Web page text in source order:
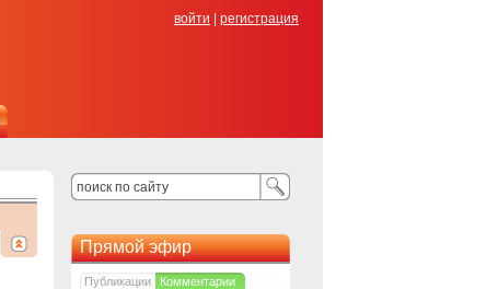
войти регистрация
Прямой эфир
Публикации Комментарии